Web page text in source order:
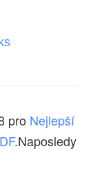
pro Nejlepší
.Naposledy